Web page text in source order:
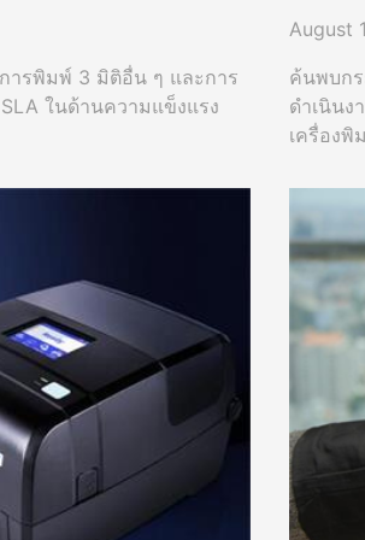
ารพิมพ์ 3 มิติอื่น ๆ และการ
ในด้านความแข็งแรง
August
ค้นพบกร
ดำเนิน
เครื่องพิ